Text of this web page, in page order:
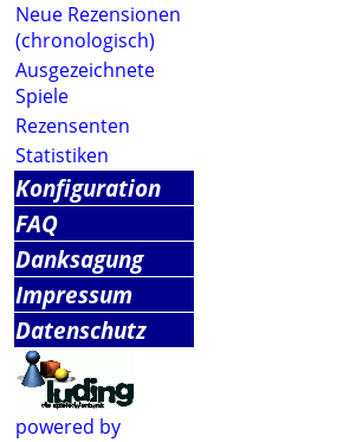
Neue Rezensionen
(chronologisch)
Ausgezeichnete
Spiele
Rezensenten
Statistiken
Konfiguration
FAQ
Danksagung
Impressum
Datenschutz
powered by